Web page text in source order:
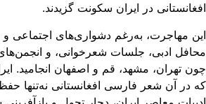
در ایران سکونت گزیدند.
مهاجرت، به‌رغم دشواری‌های اجتماعی
ادبی، جلسات شعرخوانی، و
تهران، مشهد، قم و اصفهان انجامید.
در آن شعر فارسی افغانستانی نه‌تنها حفظ